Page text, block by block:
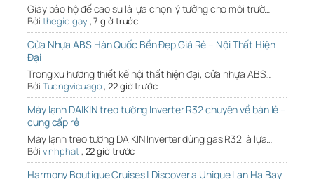
Giày bảo hộ đế cao su là lựa chọn lý tưởng cho môi trườ…
Bởi thegioigay,7 giờ trước
Cửa Nhựa ABS Hàn Quốc Bền Đẹp Giá Rẻ – Nội Thất Hiện
Đại
Trong xu hướng thiết kế nội thất hiện đại, cửa nhựa ABS…
Bởi Tuongvicuago,22 giờ trước
Máy lạnh DAIKIN treo tường Inverter R32 chuyên về bán lẻ –
cung cấp rẻ
Máy lạnh treo tường DAIKIN Inverter dùng gas R32 là lựa…
Bởi vinhphat, 22 giờ trước
Harmony Boutique Cruises | Discover a Unique Lan Ha Bay